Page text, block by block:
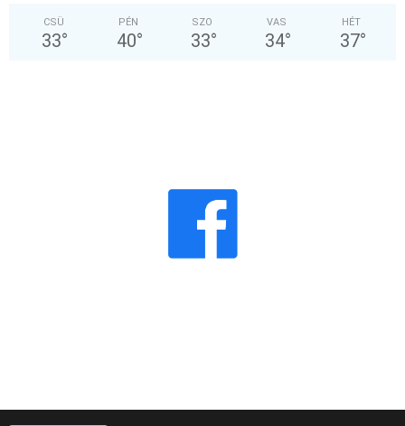
CSÜ
33°
PÉN
40°
SZO
33°
VAS
34°
HÉT
37°